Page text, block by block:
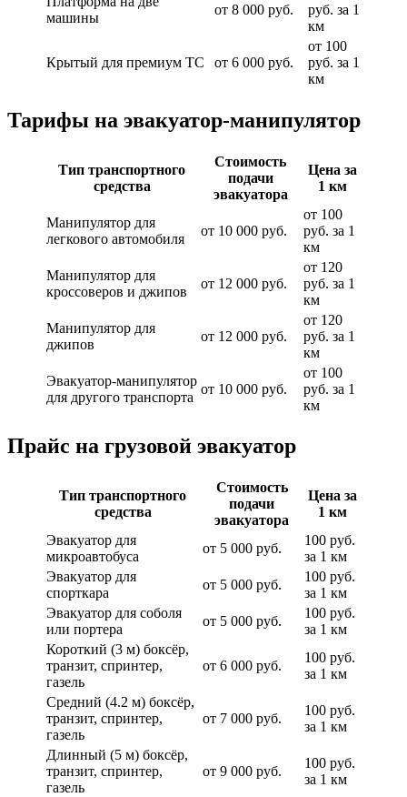
машины
от 8 000 руб.
руб. за 1
км
Крытый для премиум ТС от 6 000 руб.
от 100
руб. за 1
км
Тарифы на эвакуатор-манипулятор
Тип транспортного
средства
Стоимость
подачи
эвакуатора
Цена за
1 км
Манипулятор для
легкового автомобиля
от 10 000 руб.
от 100
руб. за 1
км
Манипулятор для
кроссоверов и джипов
от 12 000 руб.
от 120
руб. за 1
км
Манипулятор для
джипов
от 12 000 руб.
от 120
руб. за 1
км
Эвакуатор-манипулятор
для другого транспорта
от 10 000 руб.
от 100
руб. за 1
км
Прайс на грузовой эвакуатор
Тип транспортного
средства
Стоимость
подачи
эвакуатора
Цена за
1 км
Эвакуатор для
микроавтобуса
от 5 000 руб.
100 руб.
за 1 км
Эвакуатор для
спорткара
от 5 000 руб.
100 руб.
за 1 км
Эвакуатор для соболя
или портера
от 5 000 руб.
100 руб.
за 1 км
Короткий (3 м) боксёр,
транзит, спринтер,
газель
от 6 000 руб.
100 руб.
за 1 км
Средний (4.2 м) боксёр,
транзит, спринтер,
газель
от 7 000 руб.
100 руб.
за 1 км
Длинный (5 м) боксёр,
транзит, спринтер,
газель
от 9 000 руб.
100 руб.
за 1 км